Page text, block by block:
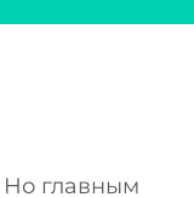
Но главным